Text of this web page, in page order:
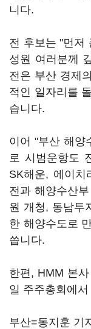
니다.
전 후보는 "먼저
성원 여러분께
전은 부산 경제
적인 일자리를
습니다.
이어 "부산 해양
로 시범운항도
SK해운, 에이치
전과 해양수산
원 개청, 동남투
한 해양수도로
씁니다.
한편, HMM 본
일 주주총회에
부산=동지훈 기